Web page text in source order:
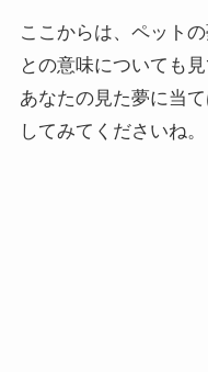
ここからは、ペット
との意味についても
あなたの見た夢に当
してみてくださいね。